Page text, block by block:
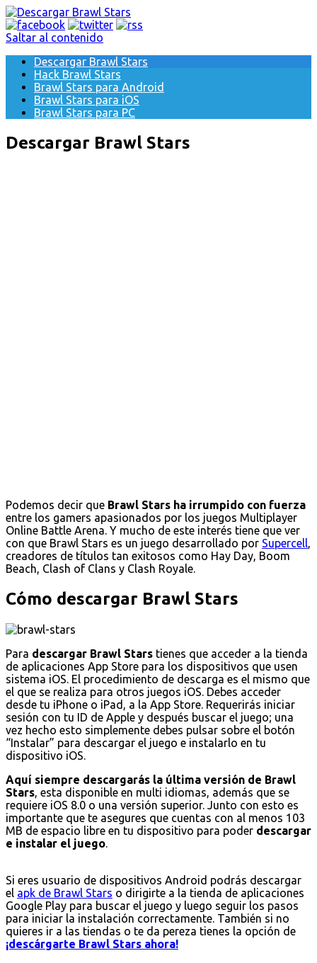
Saltar al contenido
Descargar Brawl Stars
Hack Brawl Stars
Brawl Stars para Android
Brawl Stars para iOS
Brawl Stars para PC
Descargar Brawl Stars
Podemos decir que Brawl Stars ha irrumpido con fuerza
entre los gamers apasionados por los juegos Multiplayer
Online Battle Arena. Y mucho de este interés tiene que ver
con que Brawl Stars es un juego desarrollado por Supercell,
creadores de títulos tan exitosos como Hay Day, Boom
Beach, Clash of Clans y Clash Royale.
Cómo descargar Brawl Stars
Para descargar Brawl Stars tienes que acceder a la tienda
de aplicaciones App Store para los dispositivos que usen
sistema iOS. El procedimiento de descarga es el mismo que
el que se realiza para otros juegos iOS. Debes acceder
desde tu iPhone o iPad, a la App Store. Requerirás iniciar
sesión con tu ID de Apple y después buscar el juego; una
vez hecho esto simplemente debes pulsar sobre el botón
“Instalar” para descargar el juego e instalarlo en tu
dispositivo iOS.
Aquí siempre descargarás la última versión de Brawl
Stars, esta disponible en multi idiomas, además que se
requiere iOS 8.0 o una versión superior. Junto con esto es
importante que te asegures que cuentas con al menos 103
MB de espacio libre en tu dispositivo para poder descargar
e instalar el juego.
Si eres usuario de dispositivos Android podrás descargar
el apk de Brawl Stars o dirigirte a la tienda de aplicaciones
Google Play para buscar el juego y luego seguir los pasos
para iniciar la instalación correctamente. También si no
quieres ir a las tiendas o te da pereza tienes la opción de
¡descárgarte Brawl Stars ahora!